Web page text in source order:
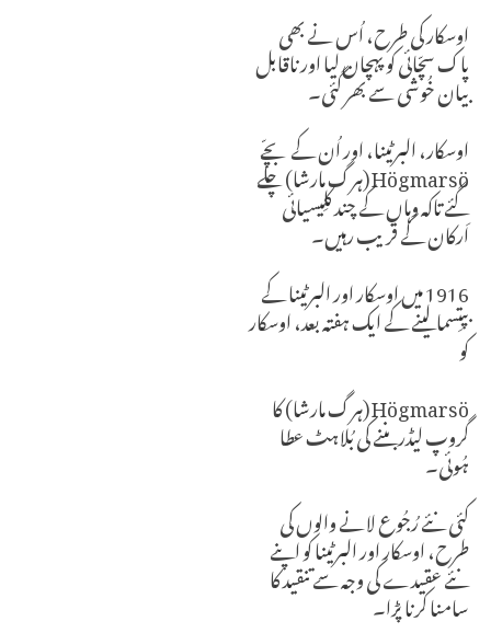
اوسکار کی طرح، اُس نے بھی
پاک سچّائی کو پہچان لیا اور ناقابل
بیان خُوشی سے بھر گئی۔
اوسکار، البرٹینا، اور اُن کے بچّے
Högmarsö (ہرگ مارشا) چلے
گئے تاکہ وہاں کے چند کلِیسیائی
اَرکان کے قریب رہیں۔
1916 میں اوسکار اور البرٹینا کے
بپتِسما لینے کے ایک ہفتہ بعد، اوسکار
کو
Högmarsö (ہرگ مارشا) کا
گروپ لیڈر بننے کی بُلاہٹ عطا
ہُوئی۔
کئی نئے رُجُوع لانے والوں کی
طرح، اوسکار اور البرٹینا کو اپنے
نئے عقیدے کی وجہ سے تنقید کا
سامنا کرنا پڑا۔